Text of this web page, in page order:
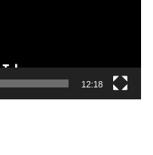
12:18